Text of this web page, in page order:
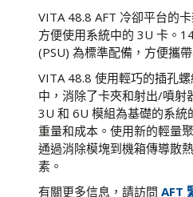
VITA 48.8 AFT 冷卻平台的
方便使用系統中的 3U 卡。
(PSU) 為標準配備，方便攜
VITA 48.8 使用輕巧的插孔
中，消除了卡夾和射出/噴射
3U 和 6U 模組為基礎的系統
重量和成本。使用新的輕量
通過消除模塊到機箱傳導散
素。
有關更多信息，請訪問 AFT